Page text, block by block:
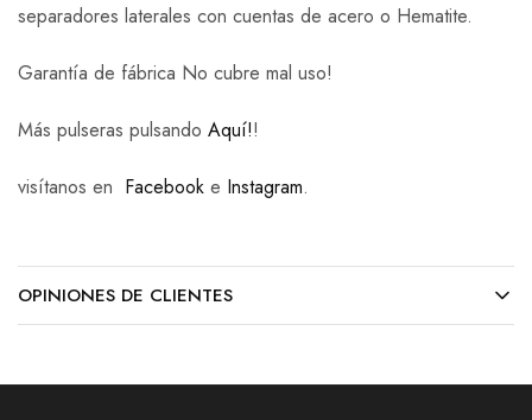
separadores laterales con cuentas de acero o Hematite.
Garantía de fábrica No cubre mal uso!
Más pulseras pulsando Aquí!!
visítanos en Facebook e Instagram.
OPINIONES DE CLIENTES